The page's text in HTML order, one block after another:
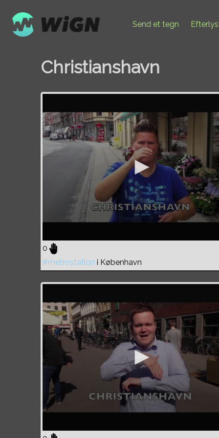
Send et tegn
Christianshavn
0
#metrostation i København